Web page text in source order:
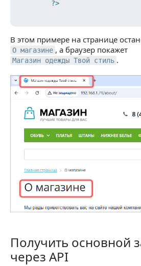
?>
В этом примере на странице
О магазине , а браузер покажет
Магазин одежды Твой стиль .
Получить основной
Получить основной
через API